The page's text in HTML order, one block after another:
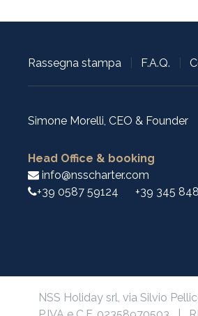
Rassegna stampa F.A.Q.
Simone Morelli, CEO & Founder
Head Office & booking
info@nsscharter.com
+39 0587 59124
+39 345
NSS Holiday srl, via Silvio